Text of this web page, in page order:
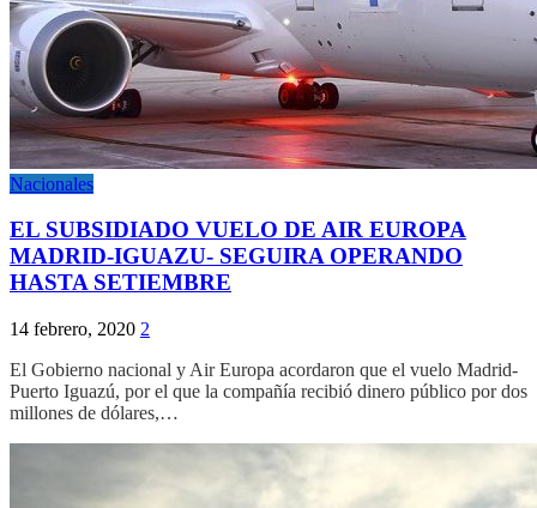
Nacionales
EL SUBSIDIADO VUELO DE AIR EUROPA
MADRID-IGUAZU- SEGUIRA OPERANDO
HASTA SETIEMBRE
14 febrero, 2020 2
El Gobierno nacional y Air Europa acordaron que el vuelo Madrid-
Puerto Iguazú, por el que la compañía recibió dinero público por dos
millones de dólares,…